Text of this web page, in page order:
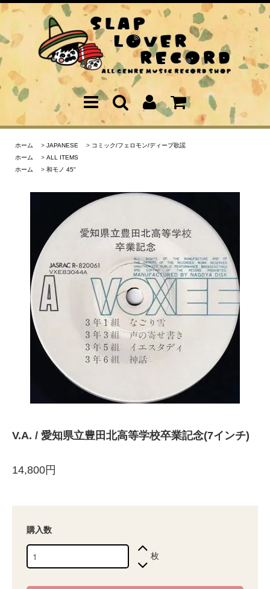
ホーム > JAPANESE > コミック/フェロモン/ディープ歌謡
ホーム
> ALL ITEMS
ホーム
> 和モノ 45"
V.A. / 愛知県立豊田北高等学校卒業記念(7インチ)
14,800円
購入数
枚